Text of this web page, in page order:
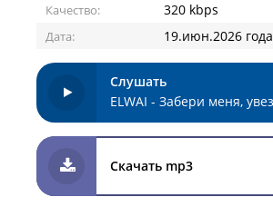
Качество: 320 kbps
Дата: 19.июн.2026 года
Слушать
Скачать mp3